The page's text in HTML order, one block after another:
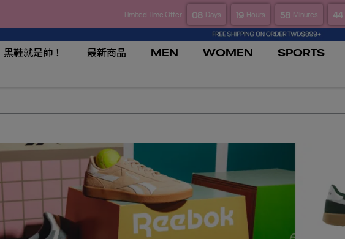
Limited Time Offer 08 Days 19 Hours 58 Minutes 44
黑鞋就是帥！ 最新商品 MEN WOMEN SPORTS